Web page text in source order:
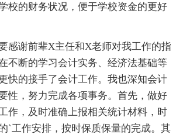
校的财务状况，便于学校资金的更好
谢前辈X主任和X老师对我工作的指
不断的学习会计实务、经济法基础等
快的接手了会计工作。我也深知会计
性，努力完成各项事务。首先，做好
作，及时准确上报相关统计材料，时
`工作安排，按时保质保量的完成。其